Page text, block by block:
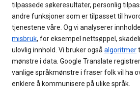
tilpassede søkeresultater, personlig
andre funksjoner som er tilpasset til
tjenestene våre. Og vi analyserer
misbruk, for eksempel nettsøppel,
ulovlig innhold. Vi bruker også algoritmer
mønstre i data. Google Translate
vanlige språkmønstre i fraser folk vil ha
enklere å kommunisere på ulike språk.